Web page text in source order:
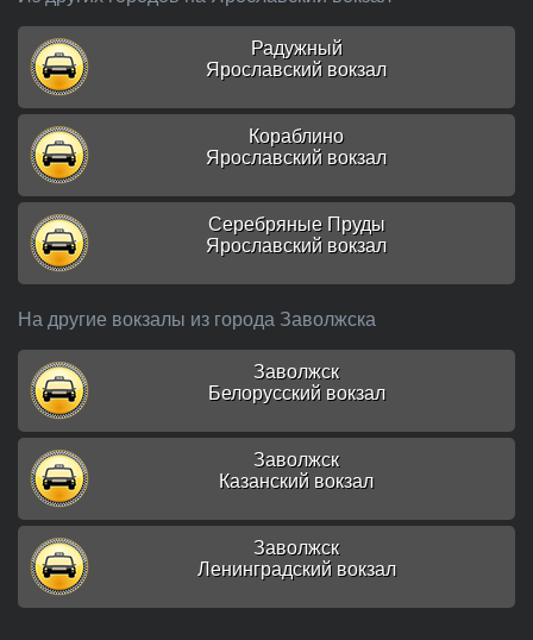
Радужный
Ярославский вокзал
Кораблино
Ярославский вокзал
Серебряные Пруды
Ярославский вокзал
На другие вокзалы из города Заволжска
Заволжск
Белорусский вокзал
Заволжск
Казанский вокзал
Заволжск
Ленинградский вокзал